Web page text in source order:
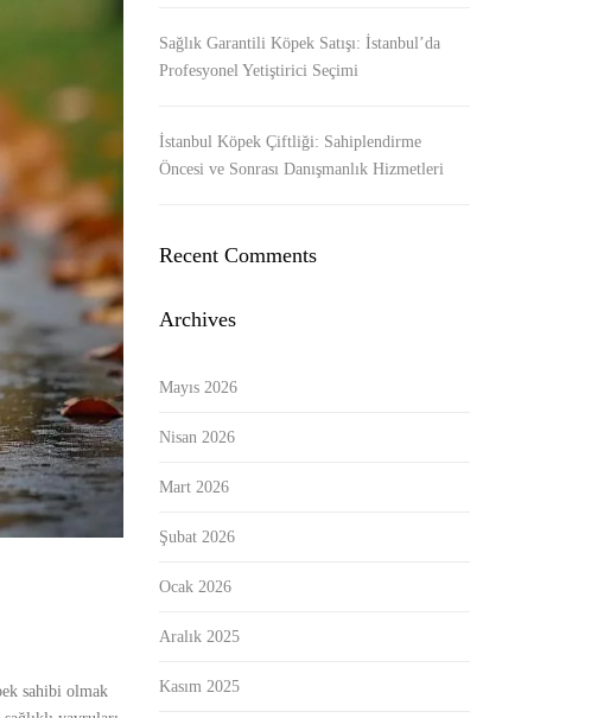
sahibi olmak
Sağlık Garantili Köpek Satışı: İstanbul’da
Profesyonel Yetiştirici Seçimi
İstanbul Köpek Çiftliği: Sahiplendirme
Öncesi ve Sonrası Danışmanlık Hizmetleri
Recent Comments
Archives
Mayıs 2026
Nisan 2026
Mart 2026
Şubat 2026
Ocak 2026
Aralık 2025
Kasım 2025